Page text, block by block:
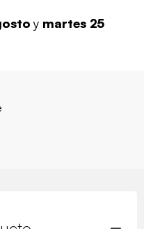
y martes 25